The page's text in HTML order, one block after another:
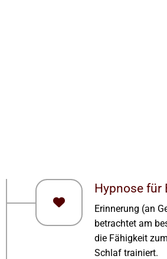
Hypnose für
Erinnerung (an
betrachtet am
die Fähigkeit
Schlaf trainiert.